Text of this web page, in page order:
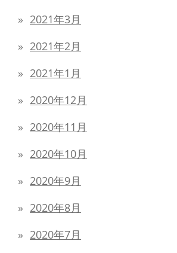
2021年3月
2021年2月
2021年1月
2020年12月
2020年11月
2020年10月
2020年9月
2020年8月
2020年7月